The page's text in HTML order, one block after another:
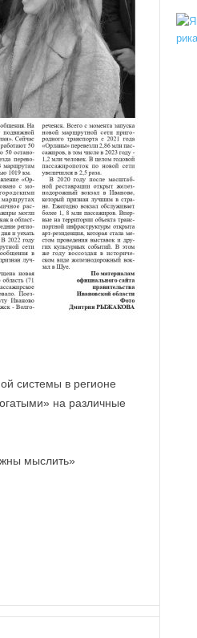
системы в регионе
на различные
мыслить»